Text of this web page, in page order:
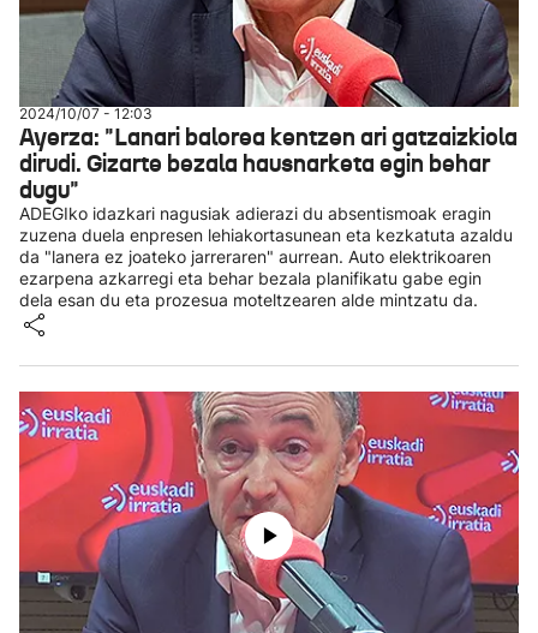
2024/10/07 - 12:03
Ayerza: "Lanari balorea kentzen ari gatzaizkiola
dirudi. Gizarte bezala hausnarketa egin behar
dugu"
ADEGIko idazkari nagusiak adierazi du absentismoak eragin
zuzena duela enpresen lehiakortasunean eta kezkatuta azaldu
da "lanera ez joateko jarreraren" aurrean. Auto elektrikoaren
ezarpena azkarregi eta behar bezala planifikatu gabe egin
dela esan du eta prozesua moteltzearen alde mintzatu da.